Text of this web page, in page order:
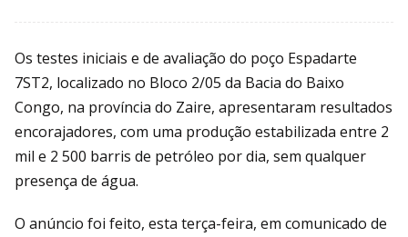
Os testes iniciais e de avaliação do poço Espadarte
7ST2, localizado no Bloco 2/05 da Bacia do Baixo
Congo, na província do Zaire, apresentaram resultados
encorajadores, com uma produção estabilizada entre 2
mil e 2 500 barris de petróleo por dia, sem qualquer
presença de água.
O anúncio foi feito, esta terça-feira, em comunicado de